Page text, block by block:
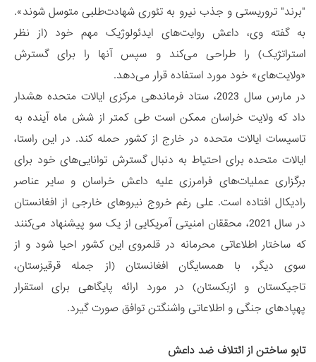
"برند" تروریستی و جذب نیرو به تئوری شهادت‌طلبی متوسل شوند».
به گفته وی، داعش روایت‌های ایدئولوژیک مهم خود (از نظر
استراتژیک) را طراحی می‌کند و سپس آنها را برای گسترش
«ولایت‌های» خود مورد استفاده قرار می‌دهد.
در مارس سال 2023، ستاد فرماندهی مرکزی ایالات متحده هشدار
داد که ولایت خراسان ممکن است طی کمتر از شش ماه آینده به
تاسیسات ایالات متحده در خارج از کشور حمله کند. در این راستا،
ایالات متحده برای احتیاط به دنبال گسترش توانایی‌های خود برای
برگزاری عملیات‌های فرامرزی علیه داعش خراسان و سایر عناصر
رادیکال افتاده است. علی رغم خروج نیروهای خارجی از افغانستان
در سال 2021، محققان امنیتی آمریکایی از یک سو پیشنهاد می‌کنند
که ساختار اطلاعاتی محرمانه در قلمروی این کشور احیا شود و از
سوی دیگر، با همسایگان افغانستان (از جمله قرقیزستان،
تاجیکستان و ازبکستان) در مورد ارائه پایگاهی برای استقرار
پهپادهای جنگی و اطلاعاتی واشنگتن توافق صورت گیرد.
تابو ساختن از ائتلاف ضد داعش